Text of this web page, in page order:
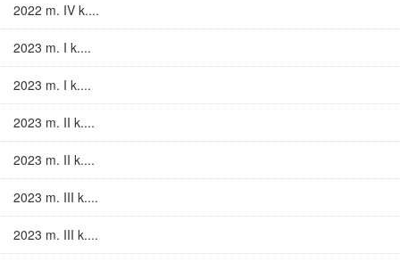
2022 m. IV k....
2023 m. I k....
2023 m. I k....
2023 m. II k....
2023 m. II k....
2023 m. III k....
2023 m. III k....